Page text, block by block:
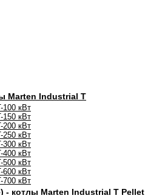
Marten Industrial Т
100 кВт
150 кВт
200 кВт
250 кВт
300 кВт
400 кВт
500 кВт
600 кВт
700 кВт
- котлы Marten Industrial T Pellet